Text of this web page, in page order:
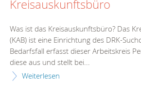
Kreisauskunftsbüro
Was ist das Kreisauskunftsbüro? Das
(KAB) ist eine Einrichtung des DRK-
Bedarfsfall erfasst dieser Arbeitskreis
diese aus und stellt bei...
Weiterlesen